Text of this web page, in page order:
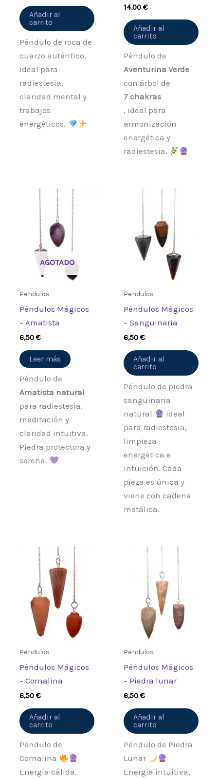
Añadir al
carrito
Péndulo de roca de
cuarzo auténtico,
ideal para
radiestesia,
claridad mental y
trabajos
energéticos.
14,00€
Añadir al
carrito
Péndulo de
Aventurina Verde
con árbol de
7 chakras
, ideal para
armonización
energética y
radiestesia.
AGOTADO
Pendulos
Péndulos Mágicos
– Amatista
6,50€
Leer más
Péndulo de
Amatista natural
para radiestesia,
meditación y
claridad intuitiva.
Piedra protectora y
serena.
Pendulos
Péndulos Mágicos
– Sanguinaria
6,50€
Añadir al
carrito
Péndulo de piedra
sanguinaria
natural
ideal
para radiestesia,
limpieza
energética e
intuición. Cada
pieza es única y
viene con cadena
metálica.
Pendulos
Péndulos Mágicos
– Cornalina
6,50€
Añadir al
carrito
Péndulo de
Cornalina
Energía cálida,
Pendulos
Péndulos Mágicos
– Piedra lunar
6,50€
Añadir al
carrito
Péndulo de Piedra
Lunar
Energía intuitiva,